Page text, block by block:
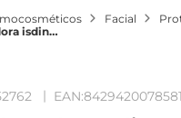
facial
isdin
8429420078581